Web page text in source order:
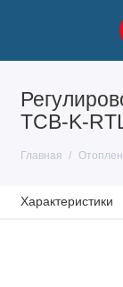
TCB-K-
Главная
Характеристики